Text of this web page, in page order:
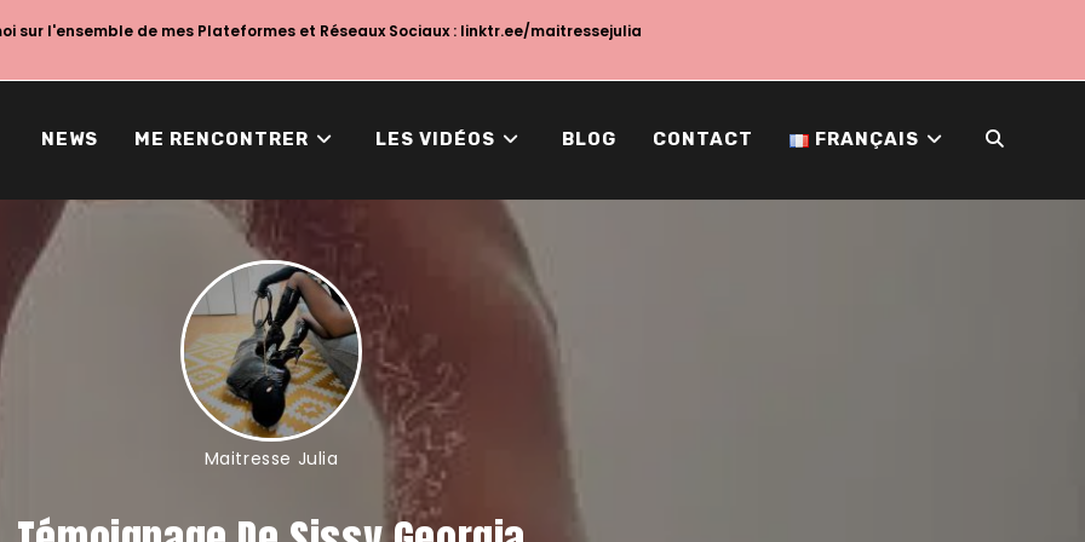
sur l'ensemble de mes Plateformes et Réseaux Sociaux : linktr.ee/maitressejulia
NEWS ME RENCONTRER LES VIDÉOS BLOG CONTACT FRANÇAIS TOGGLE
Maitresse Julia